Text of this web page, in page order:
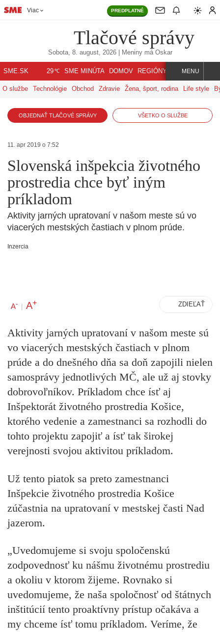
Viac PREDPLATNÉ
Tlačové správy
Sobota, 8. august, 2026| Meniny má Oskar
SME.SK 29℃ SME MINÚTA DOMOV REGIÓNY INDEX SVET
MENU
O službe Technológie Obchod Zdravie Žena, šport, rodina Life style
OBJEDNAŤ TLAČOVÉ SPRÁVY VŠETKO O SLUŽBE
11. apr 2019 o 7:52
Slovenská inšpekcia životného
prostredia chce byť iným
príkladom
Aktivity jarných upratovaní v našom meste sú vo
viacerých mestských častiach v plnom prúde.
Inzercia
A- | A+ ZDIEĽAŤ
Aktivity jarných upratovaní v našom meste sú
vo viacerých mestských častiach v plnom
prúde a do dnešného dňa sa doň zapojili nielen
samosprávy jednotlivých MČ, ale už aj stovky
dobrovoľníkov. Príkladom chce ísť aj
Inšpektorát životného prostredia Košice,
ktorého vedenie a zamestnanci sa rozhodli do
tohto projektu zapojiť a ísť tak širokej
verejnosti svojou aktivitou príkladom.
Už tento piatok sa preto zamestnanci
Inšpekcie životného prostredia Košice
zúčastnia na upratovaní v mestskej časti Nad
jazerom.
„Uvedomujeme si svoju spoločenskú
zodpovednosť ku nášmu životnému prostrediu
a okoliu v ktorom žijeme. Rovnako si
uvedomujeme, že naša spoločnosť od štátnych
inštitúcií tento proaktívny prístup očakáva a
my chceme ísť tomu príkladom. Veríme, že